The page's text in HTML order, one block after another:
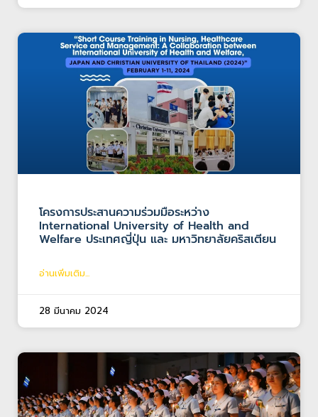
โครงการประสานความร่วมมือระหว่าง
International University of Health and
Welfare ประเทศญี่ปุ่น และ มหาวิทยาลัยคริสเตียน
อ่านเพิ่มเติม...
28 มีนาคม 2024